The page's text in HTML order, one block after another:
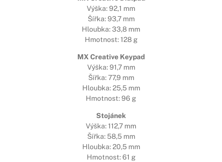
Výška: 92,1 mm
Šířka: 93,7 mm
Hloubka: 33,8 mm
Hmotnost: 128 g
MX Creative Keypad
Výška: 91,7 mm
Šířka: 77,9 mm
Hloubka: 25,5 mm
Hmotnost: 96 g
Stojánek
Výška: 112,7 mm
Šířka: 58,5 mm
Hloubka: 20,5 mm
Hmotnost: 61 g